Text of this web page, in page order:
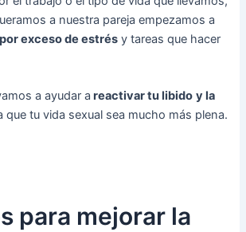
a nuestra pareja empezamos a
exceso de estrés y tareas que hacer
a ayudar a reactivar tu libido y la
que tu vida sexual sea mucho más plena.
para mejorar la